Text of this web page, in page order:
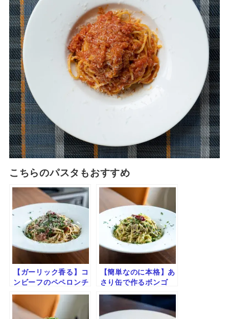
こちらのパスタもおすすめ
【ガーリック香る】コ
ンビーフのペペロンチ
ーノ
【簡単なのに本格】あ
さり缶で作るボンゴ
レ・ビアンコ｜旨みた
っぷり白ワインパスタ